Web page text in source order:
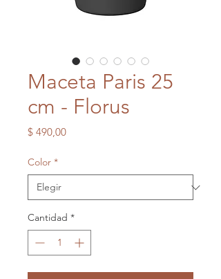
Maceta Paris 25
cm - Florus
$ 490,00Precio
Color *
Cantidad *